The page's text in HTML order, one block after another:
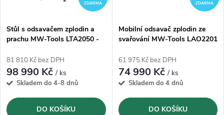
ZDARMA
Stůl s odsavačem zplodin a
prachu MW-Tools LTA2050 -
81 810 Kč bez DPH
98 990 Kč/ ks
Skladem do 4-8 dnů
DO KOŠÍKU
ZDARMA
Mobilní odsavač zplodin ze
svařování MW-Tools LAO2201
61 975 Kč bez DPH
74 990 Kč/ ks
Skladem do 4 dnů
DO KOŠÍKU